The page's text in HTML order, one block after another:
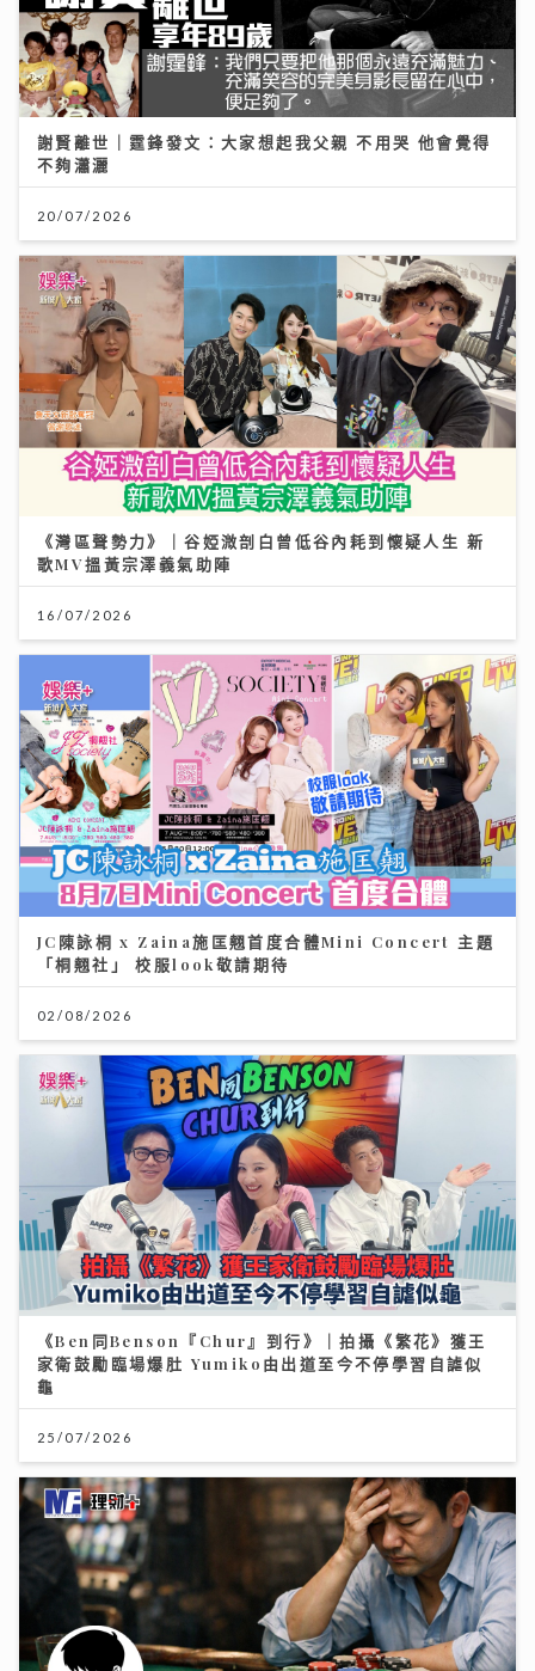
謝賢離世｜霆鋒發文：大家想起我父親 不用哭 他會覺得
不夠瀟灑
20/07/2026
《灣區聲勢力》｜谷婭溦剖白曾低谷內耗到懷疑人生 新
歌MV搵黃宗澤義氣助陣
16/07/2026
JC陳詠桐 x Zaina施匡翹首度合體Mini Concert 主題
「桐翹社」 校服look敬請期待
02/08/2026
《Ben同Benson『Chur』到行》｜拍攝《繁花》獲王
家衛鼓勵臨場爆肚 Yumiko由出道至今不停學習自謔似
龜
25/07/2026